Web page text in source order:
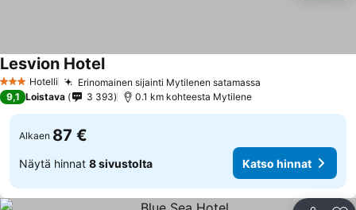
3 Tähtiluokitus
Hotelli Erinomainen sijainti Mytilenen satamassa
Lesvion HotelKatso hinnat
9,1 Loistava 3 393 0.1 km kohteesta Mytilene
Alkaen 87 €
Näytä hinnat 8 sivustolta Katso hinnat